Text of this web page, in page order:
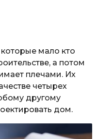
мало кто
а потом
плечами. Их
четырех
другому
дом.